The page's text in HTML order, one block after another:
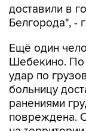
доставили в
Белгорода", -
Ещё один
Шебекино. По
удар по
больницу
ранениями
повреждена.